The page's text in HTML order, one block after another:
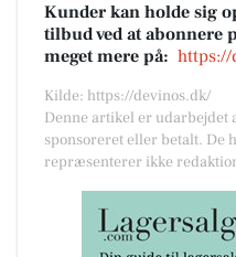
Kunder kan holde sig
tilbud ved at abonnere
meget mere på: https://
Kilde: https://devinos.dk/
Denne artikel er udarbejdet
sponsoreret eller betalt. De
repræsenterer ikke